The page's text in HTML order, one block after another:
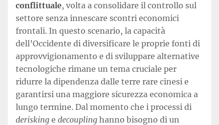
conflittuale, volta a consolidare il controllo sul
settore senza innescare scontri economici
frontali. In questo scenario, la capacità
dell’Occidente di diversificare le proprie fonti di
approvvigionamento e di sviluppare alternative
tecnologiche rimane un tema cruciale per
ridurre la dipendenza dalle terre rare cinesi e
garantirsi una maggiore sicurezza economica a
lungo termine. Dal momento che i processi di
derisking e decoupling hanno bisogno di un